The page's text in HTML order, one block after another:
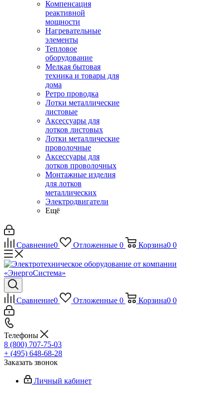
Компенсация
реактивной
мощности
Нагревательные
элементы
Тепловое
оборудование
Мелкая бытовая
техника и товары для
дома
Ретро проводка
Лотки металлические
листовые
Аксессуары для
лотков листовых
Лотки металлические
проволочные
Аксессуары для
лотков проволочных
Монтажные изделия
для лотков
металлических
Электродвигатели
Ещё
Сравнение0 Отложенные 0 Корзина0 0
Сравнение0 Отложенные 0 Корзина0 0
Телефоны
8 (800) 707-75-03
+ (495) 648-68-28
Заказать звонок
Личный кабинет